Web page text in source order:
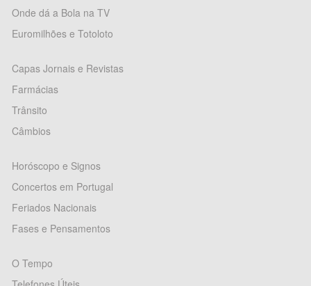
Onde dá a Bola na TV
Euromilhões e Totoloto
Capas Jornais e Revistas
Farmácias
Trânsito
Câmbios
Horóscopo e Signos
Concertos em Portugal
Feriados Nacionais
Fases e Pensamentos
O Tempo